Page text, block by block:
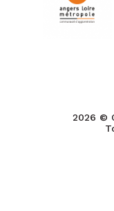
2026 ©